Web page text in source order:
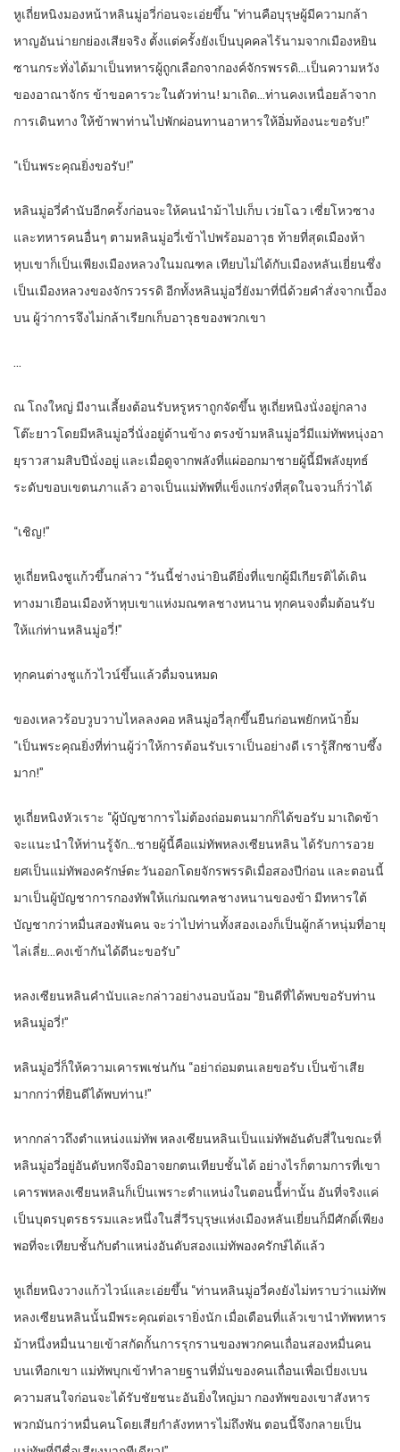
หูเถี่ยหนิงมองหน้าหลินมู่อวี่ก่อนจะเอ่ยขึ้น “ท่านคือบุรุษผู้มีความกล้า
หาญอันน่ายกย่องเสียจริง ตั้งแต่ครั้งยังเป็นบุคคลไร้นามจากเมืองหยิน
ซานกระทั่งได้มาเป็นทหารผู้ถูกเลือกจากองค์จักรพรรดิ…เป็นความหวัง
ของอาณาจักร ข้าขอคารวะในตัวท่าน! มาเถิด…ท่านคงเหนื่อยล้าจาก
การเดินทาง ให้ข้าพาท่านไปพักผ่อนทานอาหารให้อิ่มท้องนะขอรับ!”
“เป็นพระคุณยิ่งขอรับ!”
หลินมู่อวี่คำนับอีกครั้งก่อนจะให้คนนำม้าไปเก็บ เว่ยโฉว เซี่ยโหวซาง
และทหารคนอื่นๆ ตามหลินมู่อวี่เข้าไปพร้อมอาวุธ ท้ายที่สุดเมืองห้า
หุบเขาก็เป็นเพียงเมืองหลวงในมณฑล เทียบไม่ได้กับเมืองหลันเยี่ยนซึ่ง
เป็นเมืองหลวงของจักรวรรดิ อีกทั้งหลินมู่อวี่ยังมาที่นี่ด้วยคำสั่งจากเบื้อง
บน ผู้ว่าการจึงไม่กล้าเรียกเก็บอาวุธของพวกเขา
…
ณ โถงใหญ่ มีงานเลี้ยงต้อนรับหรูหราถูกจัดขึ้น หูเถี่ยหนิงนั่งอยู่กลาง
โต๊ะยาวโดยมีหลินมู่อวี่นั่งอยู่ด้านข้าง ตรงข้ามหลินมู่อวี่มีแม่ทัพหนุ่งอา
ยุราวสามสิบปีนั่งอยู่ และเมื่อดูจากพลังที่แผ่ออกมาชายผู้นี้มีพลังยุทธ์
ระดับขอบเขตนภาแล้ว อาจเป็นแม่ทัพที่แข็งแกร่งที่สุดในจวนก็ว่าได้
“เชิญ!”
หูเถี่ยหนิงชูแก้วขึ้นกล่าว “วันนี้ช่างน่ายินดียิ่งที่แขกผู้มีเกียรติได้เดิน
ทางมาเยือนเมืองห้าหุบเขาแห่งมณฑลชางหนาน ทุกคนจงดื่มต้อนรับ
ให้แก่ท่านหลินมู่อวี่!”
ทุกคนต่างชูแก้วไวน์ขึ้นแล้วดื่มจนหมด
ของเหลวร้อบวูบวาบไหลลงคอ หลินมู่อวี่ลุกขึ้นยืนก่อนพยักหน้ายิ้ม
“เป็นพระคุณยิ่งที่ท่านผู้ว่าให้การต้อนรับเราเป็นอย่างดี เรารู้สึกซาบซึ้ง
มาก!”
หูเถี่ยหนิงหัวเราะ “ผู้บัญชาการไม่ต้องถ่อมตนมากก็ได้ขอรับ มาเถิดข้า
จะแนะนำให้ท่านรู้จัก…ชายผู้นี้คือแม่ทัพหลงเซียนหลิน ได้รับการอวย
ยศเป็นแม่ทัพองครักษ์ตะวันออกโดยจักรพรรดิเมื่อสองปีก่อน และตอนนี้
มาเป็นผู้บัญชาการกองทัพให้แก่มณฑลชางหนานของข้า มีทหารใต้
บัญชากว่าหมื่นสองพันคน จะว่าไปท่านทั้งสองเองก็เป็นผู้กล้าหนุ่มที่อายุ
ไล่เลี่ย…คงเข้ากันได้ดีนะขอรับ”
หลงเซียนหลินคำนับและกล่าวอย่างนอบน้อม “ยินดีที่ได้พบขอรับท่าน
หลินมู่อวี่!”
หลินมู่อวี่ก็ให้ความเคารพเช่นกัน “อย่าถ่อมตนเลยขอรับ เป็นข้าเสีย
มากกว่าที่ยินดีได้พบท่าน!”
หากกล่าวถึงตำแหน่งแม่ทัพ หลงเซียนหลินเป็นแม่ทัพอันดับสี่ในขณะที่
หลินมู่อวี่อยู่อันดับหกจึงมิอาจยกตนเทียบชั้นได้ อย่างไรก็ตามการที่เขา
เคารพหลงเซียนหลินก็เป็นเพราะตำแหน่งในตอนนี้้ท่านั้น อันที่จริงแค่
เป็นบุตรบุตรธรรมและหนึ่งในสี่วีรบุรุษแห่งเมืองหลันเยี่ยนก็มีศักดิ์เพียง
พอที่จะเทียบชั้นกับตำแหน่งอันดับสองแม่ทัพองครักษ์ได้แล้ว
หูเถี่ยหนิงวางแก้วไวน์และเอ่ยขึ้น “ท่านหลินมู่อวี่คงยังไม่ทราบว่าแม่ทัพ
หลงเซียนหลินนั้นมีพระคุณต่อเรายิ่งนัก เมื่อเดือนที่แล้วเขานำทัพทหาร
ม้าหนึ่งหมื่นนายเข้าสกัดกั้นการรุกรานของพวกคนเถื่อนสองหมื่นคน
บนเทือกเขา แม่ทัพบุกเข้าทำลายฐานที่มั่นของคนเถื่อนเพื่อเบี่ยงเบน
ความสนใจก่อนจะได้รับชัยชนะอันยิ่งใหญ่มา กองทัพของเขาสังหาร
พวกมันกว่าหมื่นคนโดยเสียกำลังทหารไม่ถึงพัน ตอนนี้จึงกลายเป็น